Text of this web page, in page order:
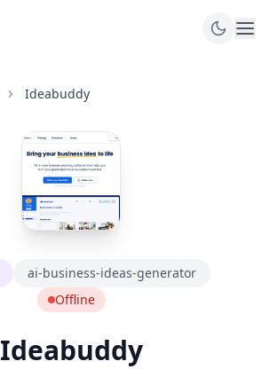
Ideabuddy
ai-business-ideas-generator
Offline
Ideabuddy